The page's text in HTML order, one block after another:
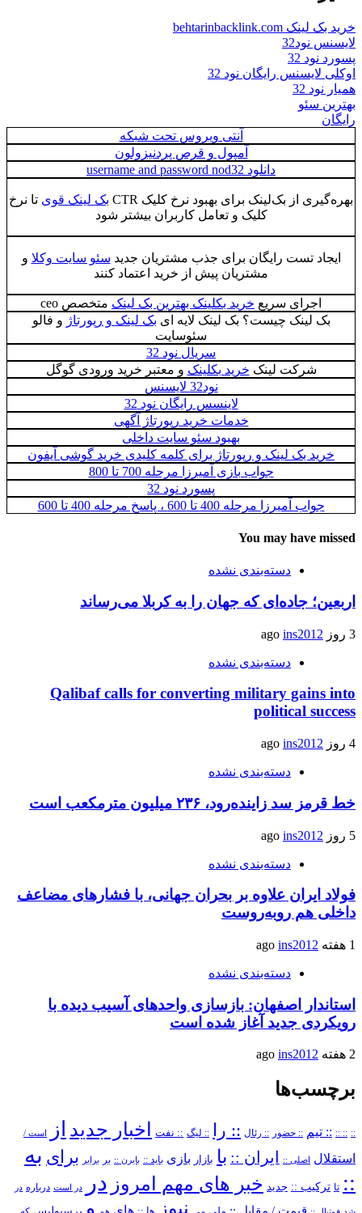
خرید بک لینک behtarinbacklink.com
لایسنس نود32
پسورد نود 32
اوکلی لایسنس رایگان نود 32
همیار نود 32
بهترین سئو
رایگان
آنتی ویروس تحت شبکه
آمپول و قرص پردنیزولون
دانلود username and password nod32
بهره‌گیری از بک‌لینک برای بهبود نرخ کلیک CTR بک لینک قوی تا نرخ
کلیک و تعامل کاربران بیشتر شود
ایجاد تست رایگان برای جذب مشتریان جدید سئو سایت وکلا و
مشتریان پیش از خرید اعتماد کنند
اجرای سریع خرید بکلینک بهترین بک لینک متخصص ceo
بک لینک چیست؟ بک لینک لایه ای بک لینک و رپورتاژ و فالو
سئوسایت
سریال نود 32
شرکت لینک خرید بکلینک و معتبر خرید ورودی گوگل
نود32 لایسنس
لاینسس رایگان نود 32
خدمات خرید رپورتاژ آگهی
بهبود سئو سایت داخلی
خرید بک لینک و رپورتاژ برای کلمه کلیدی خرید گوشی آیفون
جواب بازی آمیرزا مرحله 700 تا 800
پسورد نود 32
جواب آمیرزا مرحله 400 تا 600 ، پاسخ مرحله 400 تا 600
You may have missed
دسته‌بندی نشده
اربعین؛ جاده‌ای که جهان را به کربلا می‌رساند
3 روز ago ins2012
دسته‌بندی نشده
Qalibaf calls for converting military gains into
political success
4 روز ago ins2012
دسته‌بندی نشده
خط قرمز سد زاینده‌رود، ۲۳۶ میلیون مترمکعب است
5 روز ago ins2012
دسته‌بندی نشده
فولاد ایران علاوه بر بحران جهانی، با فشارهای مضاعف
داخلی هم روبه‌روست
1 هفته ago ins2012
دسته‌بندی نشده
استاندار اصفهان: بازسازی واحدهای آسیب دیده با
رویکردی جدید آغاز شده است
2 هفته ago ins2012
برچسب‌ها
::
:: :: :: تیم :: حضور :: رئال :: را :: لیگ :: نفت اخبار جدید از است /
استقلال اصلی :: ایران :: با بازار بازی باید :: بایرن :: بر برابر برای به
:: تا ترکیب :: جدید خبر های مهم امروز در در است درباره در
نیوز و